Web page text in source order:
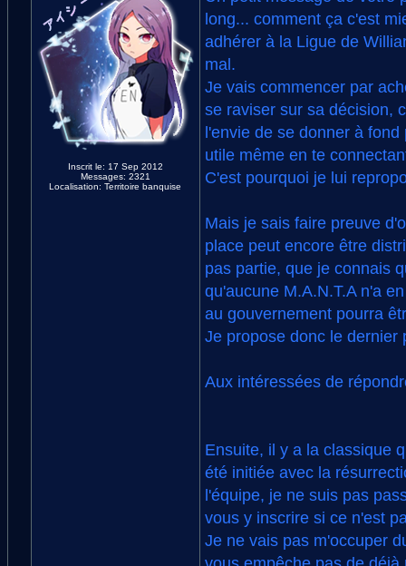
Inscrit le: 17 Sep 2012
Messages: 2321
Localisation: Territoire banquise
long... comment ça c'est
adhérer à la Ligue de
mal.
Je vais commencer par
se raviser sur sa décision,
l'envie de se donner à
utile même en te
C'est pourquoi je lui
Mais je sais faire preuve
place peut encore être
pas partie, que je connais
qu'aucune M.A.N.T.A n'a
au gouvernement pourra
Je propose donc le dernier
Aux intéressées de
Ensuite, il y a la classique
été initiée avec la
l'équipe, je ne suis pas
vous y inscrire si ce n'est
Je ne vais pas m'occuper